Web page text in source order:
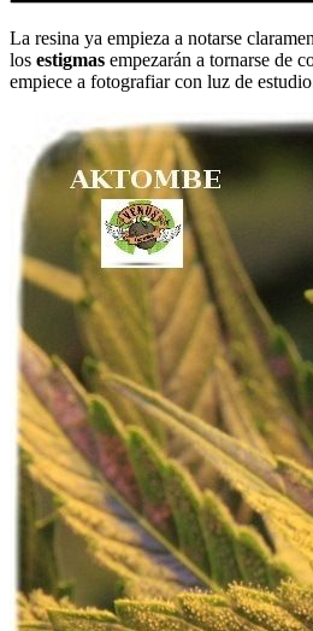
La resina ya empieza a notarse
los estigmas empezarán a tornarse de
empiece a fotografiar con luz de